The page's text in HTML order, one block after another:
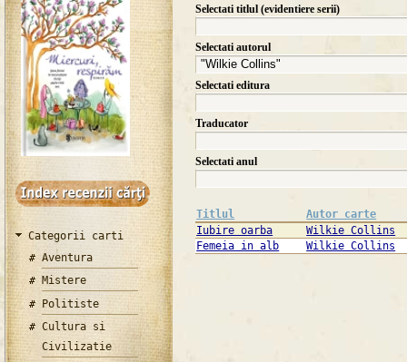
Categorii carti
Aventura
Mistere
Politiste
Cultura si
Civilizatie
Selectati titlul (evidentiere serii)
Selectati autorul
Selectati editura
Traducator
Selectati anul
Titlul
Autor carte
Iubire oarba
Wilkie Collins
Femeia in alb
Wilkie Collins